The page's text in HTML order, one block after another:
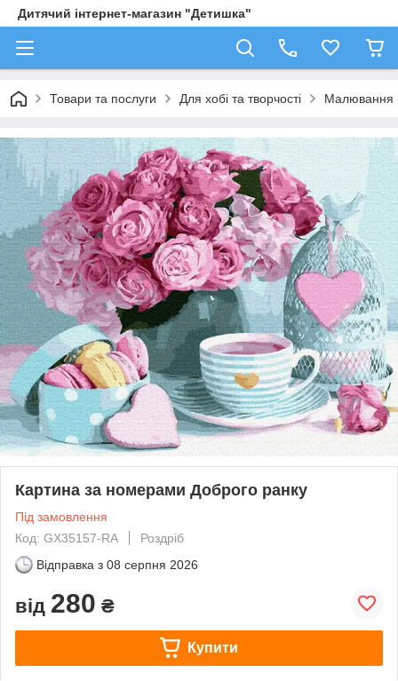
Дитячий інтернет-магазин "Детишка"
Товари та послуги Для хобі та творчості Малювання
Картина за номерами Доброго ранку
Під замовлення
Код: GX35157-RA
Роздріб
Відправка з 08 серпня 2026
від 280 ₴
Купити